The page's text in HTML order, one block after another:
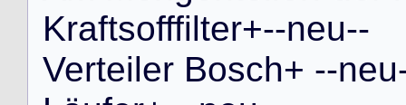
Kraftsofffilter+--neu--
Verteiler Bosch+ --neu